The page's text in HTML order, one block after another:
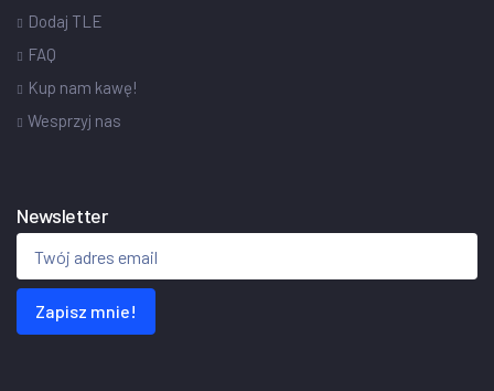
Dodaj TLE
FAQ
Kup nam kawę!
Wesprzyj nas
Newsletter
Zapisz mnie!